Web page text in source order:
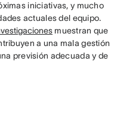
iniciativas, y mucho
actuales del equipo.
muestran que
a una mala gestión
previsión adecuada y de